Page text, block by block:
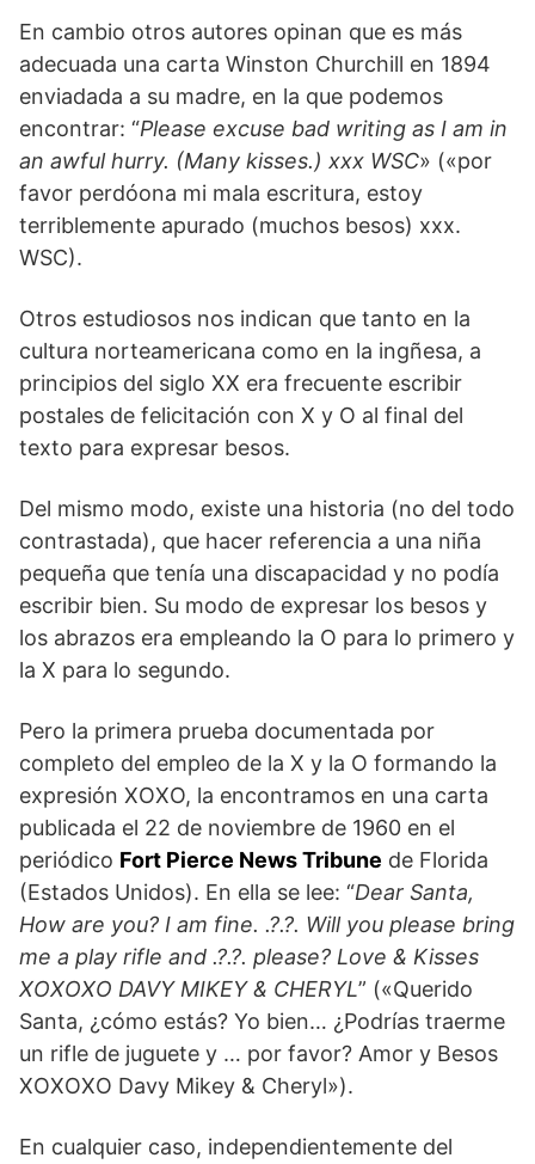
En cambio otros autores opinan que es más
adecuada una carta Winston Churchill en 1894
enviadada a su madre, en la que podemos
encontrar: “Please excuse bad writing as I am in
an awful hurry. (Many kisses.) xxx WSC» («por
favor perdóona mi mala escritura, estoy
terriblemente apurado (muchos besos) xxx.
WSC).
Otros estudiosos nos indican que tanto en la
cultura norteamericana como en la ingñesa, a
principios del siglo XX era frecuente escribir
postales de felicitación con X y O al final del
texto para expresar besos.
Del mismo modo, existe una historia (no del todo
contrastada), que hacer referencia a una niña
pequeña que tenía una discapacidad y no podía
escribir bien. Su modo de expresar los besos y
los abrazos era empleando la O para lo primero y
la X para lo segundo.
Pero la primera prueba documentada por
completo del empleo de la X y la O formando la
expresión XOXO, la encontramos en una carta
publicada el 22 de noviembre de 1960 en el
periódico Fort Pierce News Tribune de Florida
(Estados Unidos). En ella se lee: “Dear Santa,
How are you? I am fine. .?.?. Will you please bring
me a play rifle and .?.?. please? Love & Kisses
XOXOXO DAVY MIKEY & CHERYL” («Querido
Santa, ¿cómo estás? Yo bien… ¿Podrías traerme
un rifle de juguete y … por favor? Amor y Besos
XOXOXO Davy Mikey & Cheryl»).
En cualquier caso, independientemente del